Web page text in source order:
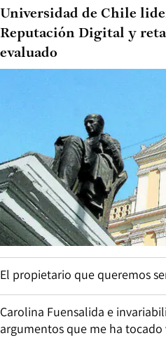
Universidad de Chile
Reputación Digital y
evaluado
El propietario que queremos
Carolina Fuensalida e
argumentos que me ha tocado